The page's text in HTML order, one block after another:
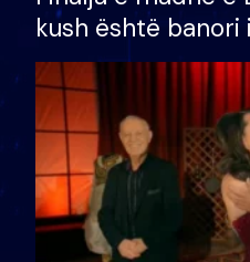
kush është banori
shtëpinë dhe
të fituar çmimin e